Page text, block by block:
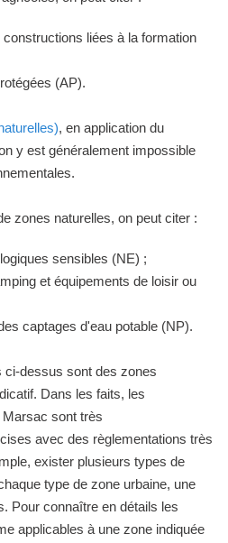
liées à la formation
(AP).
, en application du
y est généralement impossible
zones naturelles, on peut citer :
sensibles (NE) ;
et équipements de loisir ou
captages d'eau potable (NP).
ci-dessus sont des zones
Dans les faits, les
sont très
avec des règlementations très
exister plusieurs types de
type de zone urbaine, une
Pour connaître en détails les
applicables à une zone indiquée